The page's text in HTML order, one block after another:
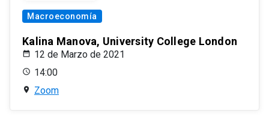
Macroeconomía
Kalina Manova, University College London
12 de Marzo de 2021
14:00
Zoom